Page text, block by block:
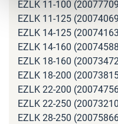
EZLK 11-100
EZLK 11-125
EZLK 14-125
EZLK 14-160
EZLK 18-160
EZLK 18-200
EZLK 22-200
EZLK 22-250
EZLK 28-250